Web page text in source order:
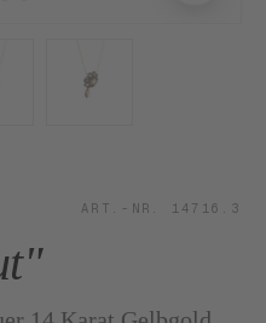
ART.-NR. 14716.3